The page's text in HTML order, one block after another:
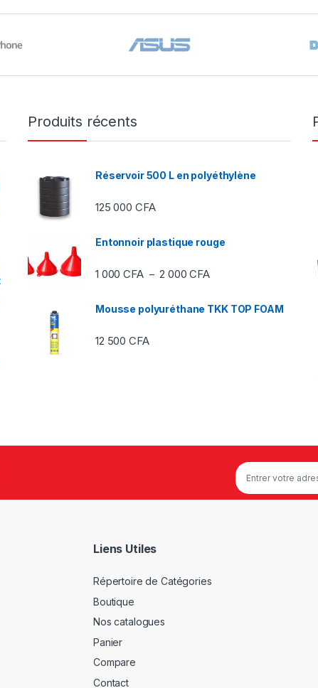
Produits récents
Réservoir 500 L en polyéthylène
125 000 CFA
Entonnoir plastique rouge
1 000CFA – 2 000CFAPlage de prix : 1 000
Mousse polyuréthane TKK TOP FOAM
12 500CFA
Liens Utiles
Répertoire de Catégories
Boutique
Nos catalogues
Panier
Compare
Contact